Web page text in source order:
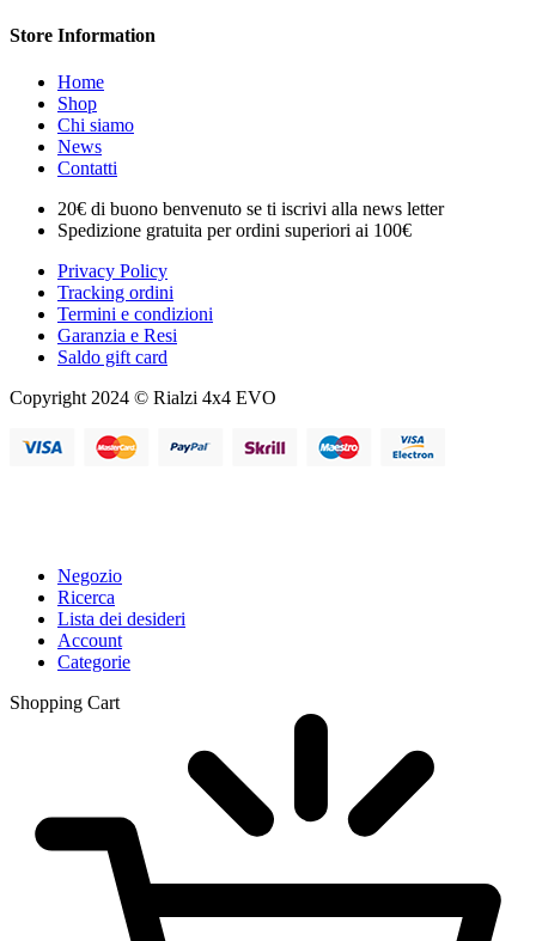
Store Information
Home
Shop
Chi siamo
News
Contatti
20€ di buono benvenuto se ti iscrivi alla news letter
Spedizione gratuita per ordini superiori ai 100€
Privacy Policy
Tracking ordini
Termini e condizioni
Garanzia e Resi
Saldo gift card
Copyright 2024 © Rialzi 4x4 EVO
Negozio
Ricerca
Lista dei desideri
Account
Categorie
Shopping Cart